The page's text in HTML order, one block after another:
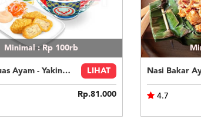
Minimal : Rp 100rb
Paket Puas Ayam - Yakiniku Beef Paket Puas (R) LIHAT
Rp.81.000 4.7